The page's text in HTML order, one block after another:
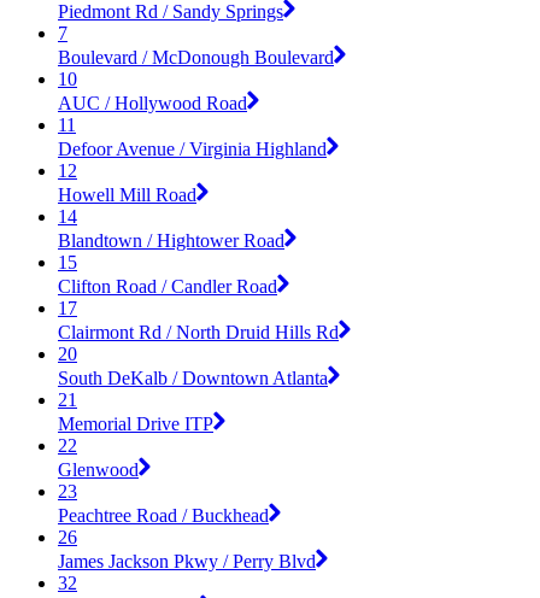
Piedmont Rd / Sandy Springs
7
Boulevard / McDonough Boulevard
10
AUC / Hollywood Road
11
Defoor Avenue / Virginia Highland
12
Howell Mill Road
14
Blandtown / Hightower Road
15
Clifton Road / Candler Road
17
Clairmont Rd / North Druid Hills Rd
20
South DeKalb / Downtown Atlanta
21
Memorial Drive ITP
22
Glenwood
23
Peachtree Road / Buckhead
26
James Jackson Pkwy / Perry Blvd
32